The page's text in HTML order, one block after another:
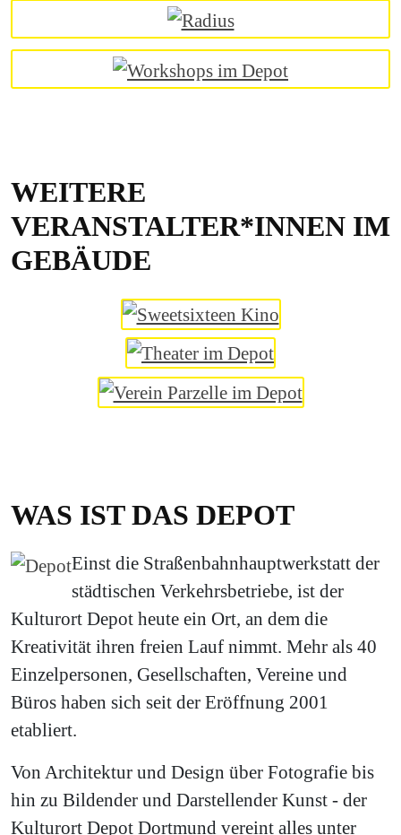
WEITERE
VERANSTALTER*INNEN IM
GEBÄUDE
WAS IST DAS DEPOT
Einst die Straßenbahnhauptwerkstatt der
städtischen Verkehrsbetriebe, ist der
Kulturort Depot heute ein Ort, an dem die
Kreativität ihren freien Lauf nimmt. Mehr als 40
Einzelpersonen, Gesellschaften, Vereine und
Büros haben sich seit der Eröffnung 2001
etabliert.
Von Architektur und Design über Fotografie bis
hin zu Bildender und Darstellender Kunst - der
Kulturort Depot Dortmund vereint alles unter